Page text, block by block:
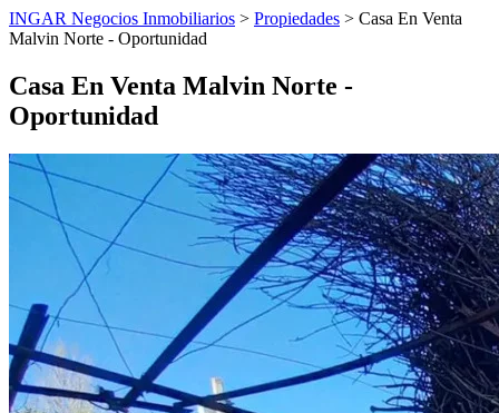
INGAR Negocios Inmobiliarios > Propiedades > Casa En Venta
Malvin Norte - Oportunidad
Casa En Venta Malvin Norte -
Oportunidad